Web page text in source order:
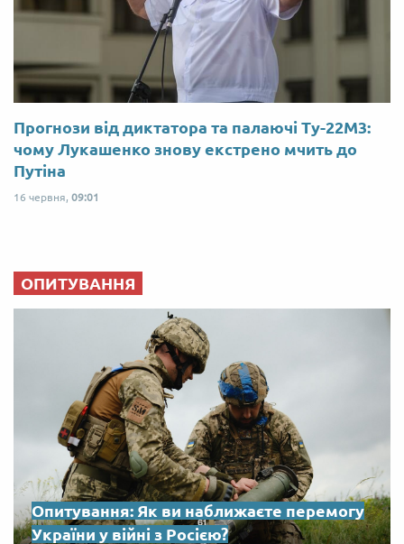
Прогнози від диктатора та палаючі Ту-22М3:
чому Лукашенко знову екстрено мчить до
Путіна
16 червня, 09:01
ОПИТУВАННЯ
Опитування: Як ви наближаєте перемогу
України у війні з Росією?